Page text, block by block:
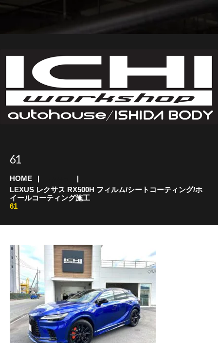
61
HOME
LEXUS レクサス RX500H フィルム/シートコーティング/ホ
イールコーティング施工
61